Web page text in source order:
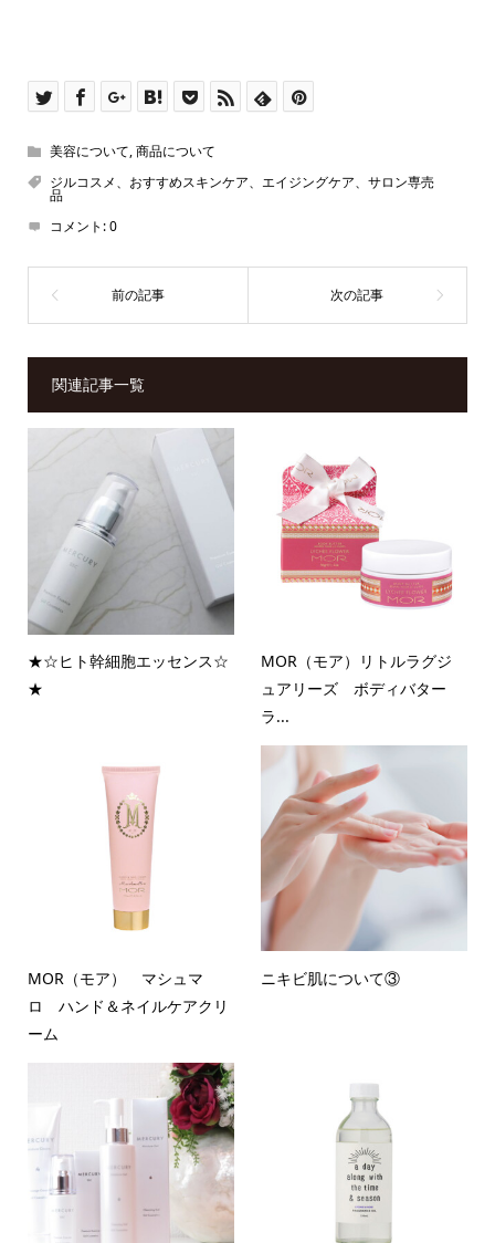
美容について,商品について
ジルコスメ、おすすめスキンケア、エイジングケア、サロン専売
品
コメント:0
関連記事一覧
★☆ヒト幹細胞エッセンス☆
★
MOR（モア）リトルラグジ
ュアリーズ ボディバター
ラ...
MOR（モア） マシュマ
ロ ハンド＆ネイルケアクリ
ーム
ニキビ肌について③